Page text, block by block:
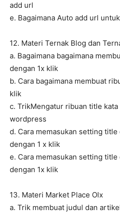
add url
e. Bagaimana Auto add url
12. Materi Ternak Blog dan
a. Bagaimana bagaimana
dengan 1x klik
b. Cara bagaimana membuat
klik
c. TrikMengatur ribuan title
wordpress
d. Cara memasukan setting
dengan 1 x klik
e. Cara memasukan setting
dengan 1x klik
13. Materi Market Place Olx
a. Trik membuat judul dan